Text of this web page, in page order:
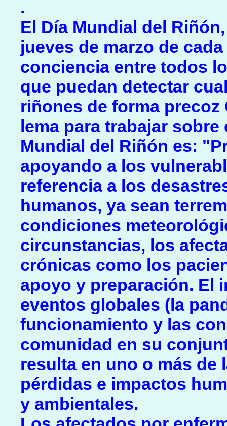
.
El Día Mundial del
jueves de marzo de
conciencia entre todos
que puedan detectar
riñones de forma precoz
lema para trabajar sobre
Mundial del Riñón es:
apoyando a los
referencia a los
humanos, ya sean
condiciones
circunstancias, los
crónicas como los
apoyo y preparación. El
eventos globales (la
funcionamiento y las
comunidad en su
resulta en uno o más
pérdidas e impactos
y ambientales.